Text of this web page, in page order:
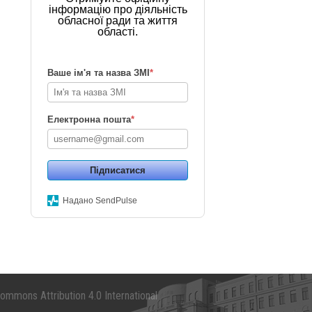
інформацію про діяльність
обласної ради та життя
області.
Ваше ім'я та назва ЗМІ*
Електронна пошта*
Підписатися
Надано SendPulse
Attribution 4.0 International